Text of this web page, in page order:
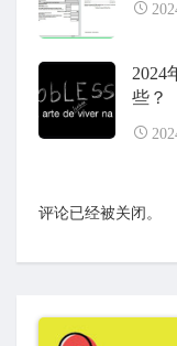
2024
些？
评论已经被关闭。